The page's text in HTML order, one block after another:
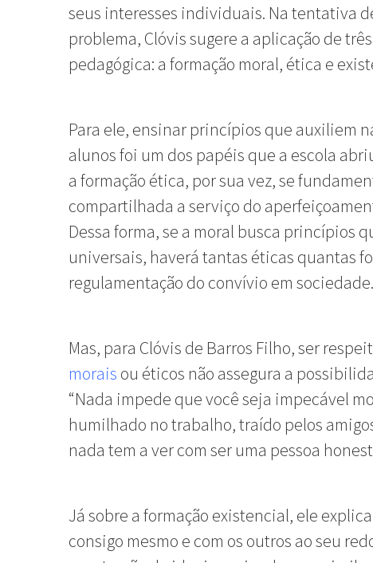
seus interesses individuais. Na tentativa
problema, Clóvis sugere a aplicação de
pedagógica: a formação moral, ética e
Para ele, ensinar princípios que auxiliem
alunos foi um dos papéis que a escola
a formação ética, por sua vez, se
compartilhada a serviço do
Dessa forma, se a moral busca princípios
universais, haverá tantas éticas quantas
regulamentação do convívio em sociedade.
Mas, para Clóvis de Barros Filho, ser
morais ou éticos não assegura a
“Nada impede que você seja impecável
humilhado no trabalho, traído pelos
nada tem a ver com ser uma pessoa
Já sobre a formação existencial, ele
consigo mesmo e com os outros ao seu